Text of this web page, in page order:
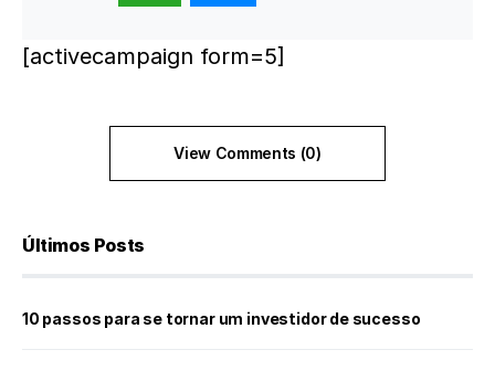
[activecampaign form=5]
View Comments (0)
Últimos Posts
10 passos para se tornar um investidor de sucesso